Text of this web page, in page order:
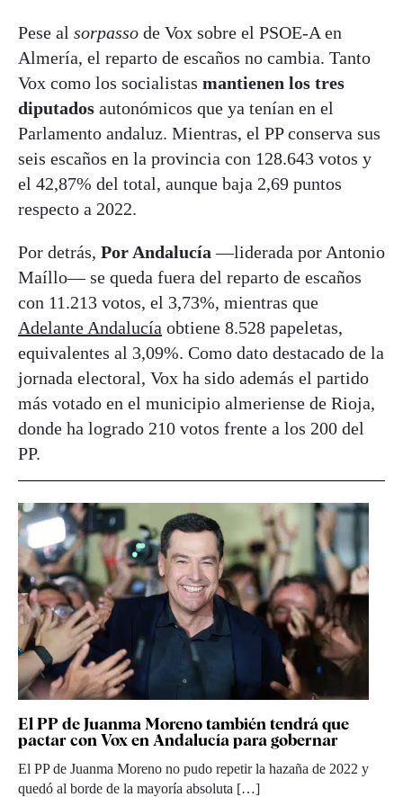
Pese al sorpasso de Vox sobre el PSOE-A en
Almería, el reparto de escaños no cambia. Tanto
Vox como los socialistas mantienen los tres
diputados autonómicos que ya tenían en el
Parlamento andaluz. Mientras, el PP conserva sus
seis escaños en la provincia con 128.643 votos y
el 42,87% del total, aunque baja 2,69 puntos
respecto a 2022.
Por detrás, Por Andalucía—liderada por Antonio
Maíllo— se queda fuera del reparto de escaños
con 11.213 votos, el 3,73%, mientras que
Adelante Andalucía obtiene 8.528 papeletas,
equivalentes al 3,09%. Como dato destacado de la
jornada electoral, Vox ha sido además el partido
más votado en el municipio almeriense de Rioja,
donde ha logrado 210 votos frente a los 200 del
PP.
El PP de Juanma Moreno también tendrá que
pactar con Vox en Andalucía para gobernar
El PP de Juanma Moreno no pudo repetir la hazaña de 2022 y
quedó al borde de la mayoría absoluta […]